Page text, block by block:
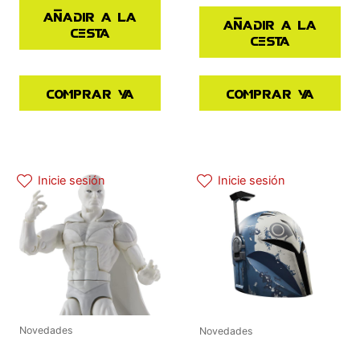
Añadir a la
cesta
Comprar ya
Añadir a la
cesta
Comprar ya
Inicie sesión
Novedades
Inicie sesión
Novedades